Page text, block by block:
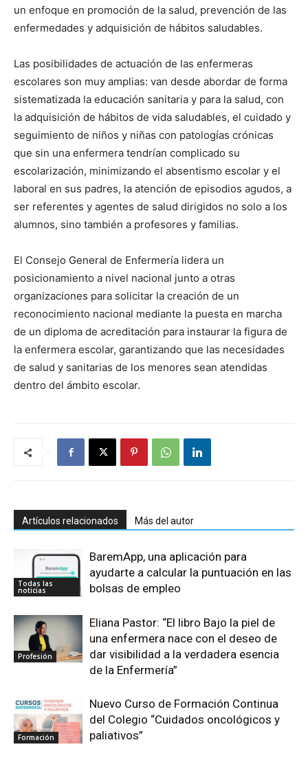
un enfoque en promoción de la salud, prevención de las
enfermedades y adquisición de hábitos saludables.
Las posibilidades de actuación de las enfermeras
escolares son muy amplias: van desde abordar de forma
sistematizada la educación sanitaria y para la salud, con
la adquisición de hábitos de vida saludables, el cuidado y
seguimiento de niños y niñas con patologías crónicas
que sin una enfermera tendrían complicado su
escolarización, minimizando el absentismo escolar y el
laboral en sus padres, la atención de episodios agudos, a
ser referentes y agentes de salud dirigidos no solo a los
alumnos, sino también a profesores y familias.
El Consejo General de Enfermería lidera un
posicionamiento a nivel nacional junto a otras
organizaciones para solicitar la creación de un
reconocimiento nacional mediante la puesta en marcha
de un diploma de acreditación para instaurar la figura de
la enfermera escolar, garantizando que las necesidades
de salud y sanitarias de los menores sean atendidas
dentro del ámbito escolar.
Artículos relacionados Más del autor
Todas las
noticias
BaremApp, una aplicación para
ayudarte a calcular la puntuación en las
bolsas de empleo
Profesión
Eliana Pastor: “El libro Bajo la piel de
una enfermera nace con el deseo de
dar visibilidad a la verdadera esencia
de la Enfermería”
Formación
Nuevo Curso de Formación Continua
del Colegio “Cuidados oncológicos y
paliativos”